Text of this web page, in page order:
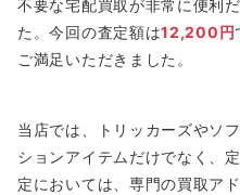
不要な宅配買取が非常に便利
た。今回の査定額は12,200円
ご満足いただきました。
当店では、トリッカーズやソ
ションアイテムだけでなく、
定においては、専門の買取ア